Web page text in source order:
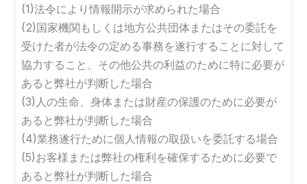
(1)法令により情報開示が求められた場合
(2)国家機関もしくは地方公共団体またはその委託を
受けた者が法令の定める事務を遂行することに対して
協力すること、その他公共の利益のために特に必要が
あると弊社が判断した場合
(3)人の生命、身体または財産の保護のために必要が
あると弊社が判断した場合
(4)業務遂行ために個人情報の取扱いを委託する場合
(5)お客様または弊社の権利を確保するために必要で
あると弊社が判断した場合